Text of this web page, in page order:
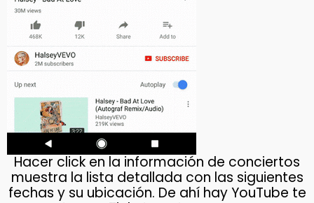
Hacer click en la información de conciertos
muestra la lista detallada con las siguientes
fechas y su ubicación. De ahí hay YouTube te